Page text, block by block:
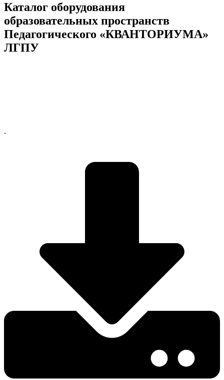
Каталог оборудования
образовательных пространств
Педагогического «КВАНТОРИУМА»
ЛГПУ
.